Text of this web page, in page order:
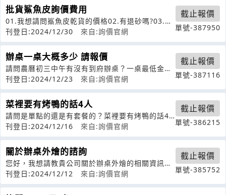
批貨鯊魚皮詢價費用
01.我想請問鯊魚皮乾貨的價格02.有退砂嗎?03.有
無最低採購數量04.黑鯊還
刊登日:2024/12/30 來自:詢價官網
截止報價
單號-387950
辦桌一桌大概多少 請報價
請問農曆初三中午有沒有到府辦桌？一桌最低金額
多少？
刊登日:2024/12/23 來自:詢價官網
截止報價
單號-387116
菜裡要有烤鴨的話4人
請問是單點的還是有套餐的？菜裡要有烤鴨的話4
個人（3大1小）大概多少價位
刊登日:2024/12/16 來自:詢價官網
截止報價
單號-386215
關於辦桌外燴的諮詢
您好，我想請教貴公司關於辦桌外燴的相關資訊。
1/158-10桌我想了解貴公司提供
刊登日:2024/12/12 來自:詢價官網
截止報價
單號-385752